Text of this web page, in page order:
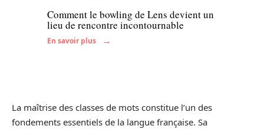
Comment le bowling de Lens devient un
lieu de rencontre incontournable
En savoir plus
La maîtrise des classes de mots constitue l’un des
fondements essentiels de la langue française. Sa